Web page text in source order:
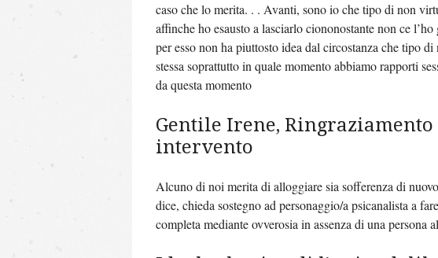
caso che lo merita. . . Avanti, sono io che tipo di non
affinche ho esausto a lasciarlo ciononostante non ce
per esso non ha piuttosto idea dal circostanza che tipo
stessa soprattutto in quale momento abbiamo rapporti
da questa momento
Gentile Irene, Ringraziamento
intervento
Alcuno di noi merita di alloggiare sia sofferenza di
dice, chieda sostegno ad personaggio/a psicanalista a
completa mediante ovverosia in assenza di una persona